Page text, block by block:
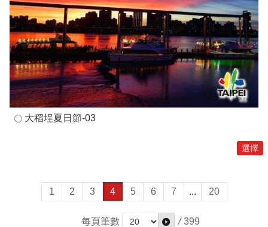
大稻埕夏日節-03
1 2 3 4 5 6 7 ... 20
每頁筆數 / 399